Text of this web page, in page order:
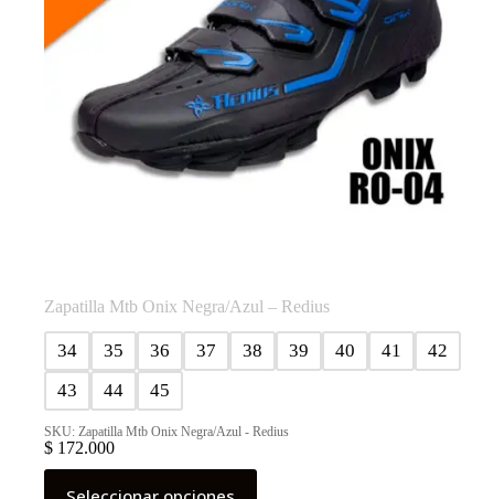
producto
Zapatilla Mtb Onix Negra/Azul – Redius
34 35 36 37 38 39 40 41
42
43
44 45
SKU: Zapatilla Mtb Onix Negra/Azul - Redius
$ 172.000
Este